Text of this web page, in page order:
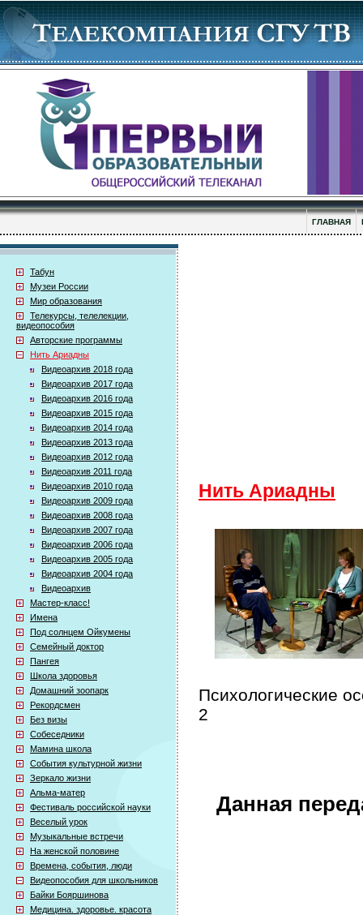
ГЛАВНАЯ
Табун
Музеи России
Мир образования
Телекурсы, телелекции,
видеопособия
Авторские программы
Нить Ариадны
Видеоархив 2018 года
Видеоархив 2017 года
Видеоархив 2016 года
Видеоархив 2015 года
Видеоархив 2014 года
Видеоархив 2013 года
Видеоархив 2012 года
Видеоархив 2011 года
Видеоархив 2010 года
Видеоархив 2009 года
Видеоархив 2008 года
Видеоархив 2007 года
Видеоархив 2006 года
Видеоархив 2005 года
Видеоархив 2004 года
Видеоархив
Мастер-класс!
Имена
Под солнцем Ойкумены
Семейный доктор
Пангея
Школа здоровья
Домашний зоопарк
Рекордсмен
Без визы
Собеседники
Мамина школа
События культурной жизни
Зеркало жизни
Альма-матер
Фестиваль российской науки
Веселый урок
Музыкальные встречи
На женской половине
Времена, события, люди
Видеопособия для школьников
Байки Бояршинова
Медицина. здоровье. красота
Нить Ариадны
Психологические
2
Данная